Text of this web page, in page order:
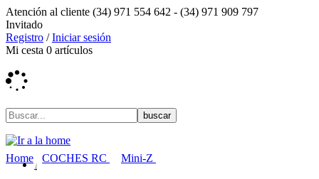
Atención al cliente (34) 971 554 642 - (34) 971 909 797
Invitado
Registro /Iniciar sesión
Mi cesta 0 artículos
Home COCHES RC Mini-Z